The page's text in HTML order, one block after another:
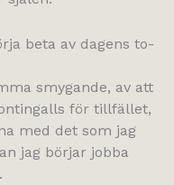
beta av dagens to-
smygande, av att
för tillfället,
med det som jag
jag börjar jobba